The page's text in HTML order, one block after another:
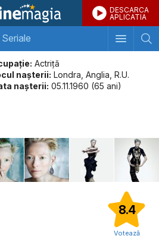
DESCARCA
APLICATIA
Seriale
Actriță
naşterii: Londra, Anglia, R.U.
naşterii: 05.11.1960 (65 ani)
8.4
Votează